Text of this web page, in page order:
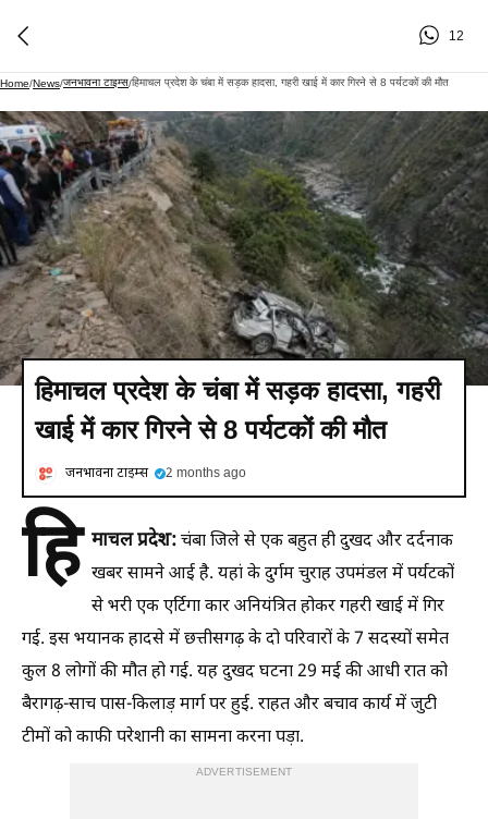
12
Home/News/जनभावना टाइम्स/हिमाचल प्रदेश के चंबा में सड़क हादसा, गहरी खाई में कार गिरने से 8 पर्यटकों की मौत
हिमाचल प्रदेश के चंबा में सड़क हादसा, गहरी
खाई में कार गिरने से 8 पर्यटकों की मौत
जनभावना टाइम्स 2 months ago
हि माचल प्रदेश:चंबा जिले से एक बहुत ही दुखद और दर्दनाक
खबर सामने आई है. यहां के दुर्गम चुराह उपमंडल में पर्यटकों
से भरी एक एर्टिगा कार अनियंत्रित होकर गहरी खाई में गिर
गई. इस भयानक हादसे में छत्तीसगढ़ के दो परिवारों के 7 सदस्यों समेत
कुल 8 लोगों की मौत हो गई. यह दुखद घटना 29 मई की आधी रात को
बैरागढ़-साच पास-किलाड़ मार्ग पर हुई. राहत और बचाव कार्य में जुटी
टीमों को काफी परेशानी का सामना करना पड़ा.
ADVERTISEMENT